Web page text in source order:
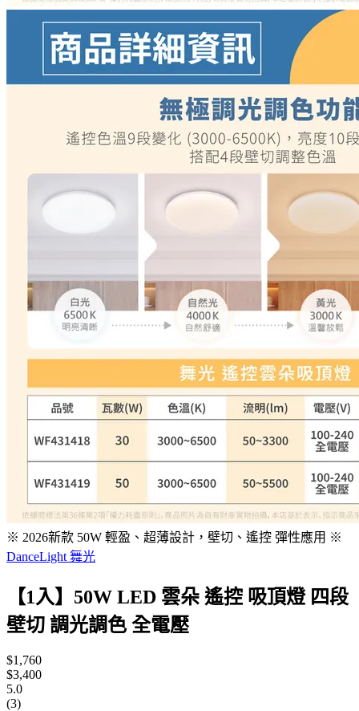
※ 2026新款 50W 輕盈、超薄設計，壁切、遙控 彈性應用 ※
DanceLight 舞光
【1入】50W LED 雲朵 遙控 吸頂燈 四段
壁切 調光調色 全電壓
$1,760
$3,400
5.0
(3)